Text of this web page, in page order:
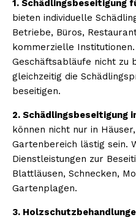
1. Schädlingsbeseitigung
bieten individuelle
Betriebe, Büros,
kommerzielle
Geschäftsabläufe nicht zu
gleichzeitig die
beseitigen.
2. Schädlingsbeseitigung
können nicht nur in
Gartenbereich lästig sein.
Dienstleistungen zur
Blattläusen, Schnecken,
Gartenplagen.
3.